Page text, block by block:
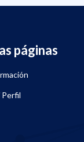
páginas
Perfil